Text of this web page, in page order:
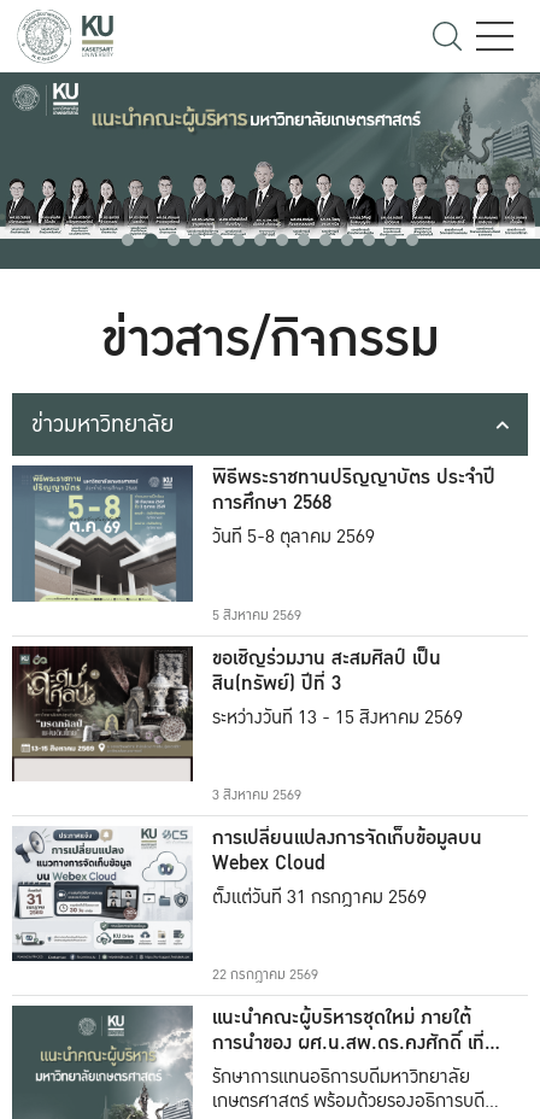
ข่าวสาร/กิจกรรม
ข่าวมหาวิทยาลัย
พิธีพระราชทานปริญญาบัตร ประจำปี
การศึกษา 2568
วันที่ 5-8 ตุลาคม 2569
5 สิงหาคม 2569
ขอเชิญร่วมงาน สะสมศิลป์ เป็น
สิน(ทรัพย์) ปีที่ 3
ระหว่างวันที่ 13 - 15 สิงหาคม 2569
3 สิงหาคม 2569
การเปลี่ยนแปลงการจัดเก็บข้อมูลบน
Webex Cloud
ตั้งแต่วันที่ 31 กรกฎาคม 2569
22 กรกฎาคม 2569
แนะนำคณะผู้บริหารชุดใหม่ ภายใต้
การนำของ ผศ.น.สพ.ดร.คงศักดิ์ เที่ยง
ธรรม
รักษาการแทนอธิการบดีมหาวิทยาลัย
เกษตรศาสตร์ พร้อมด้วยรองอธิการบดีทั้ง